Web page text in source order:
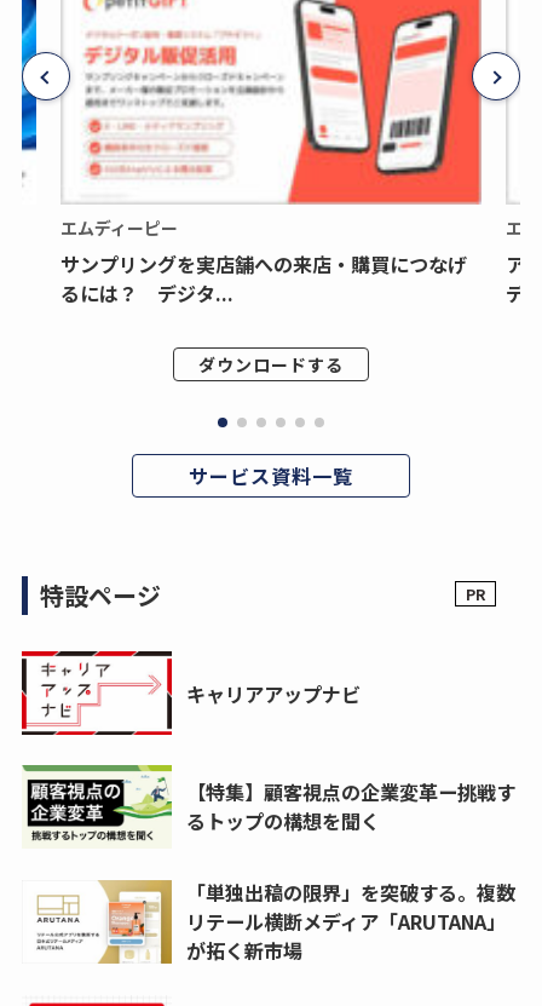
エムディーピー
サンプリングを実店舗への来店・購買につなげ
るには？ デジタ...
ダウンロードする
エ
ア
デ
サービス資料一覧
特設ページ
キャリアアップナビ
【特集】顧客視点の企業変革ー挑戦す
るトップの構想を聞く
「単独出稿の限界」を突破する。複数
リテール横断メディア「ARUTANA」
が拓く新市場